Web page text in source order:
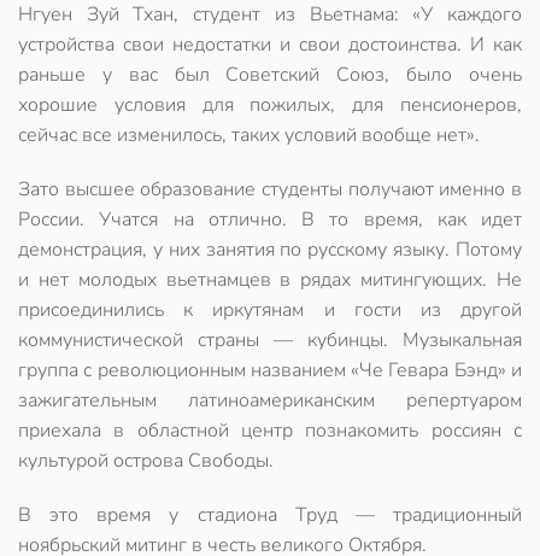
Нгуен Зуй Тхан, студент из Вьетнама: «У каждого
устройства свои недостатки и свои достоинства. И как
раньше у вас был Советский Союз, было очень
хорошие условия для пожилых, для пенсионеров,
сейчас все изменилось, таких условий вообще нет».
Зато высшее образование студенты получают именно в
России. Учатся на отлично. В то время, как идет
демонстрация, у них занятия по русскому языку. Потому
и нет молодых вьетнамцев в рядах митингующих. Не
присоединились к иркутянам и гости из другой
коммунистической страны — кубинцы. Музыкальная
группа с революционным названием «Че Гевара Бэнд» и
зажигательным латиноамериканским репертуаром
приехала в областной центр познакомить россиян с
культурой острова Свободы.
В это время у стадиона Труд — традиционный
ноябрьский митинг в честь великого Октября.